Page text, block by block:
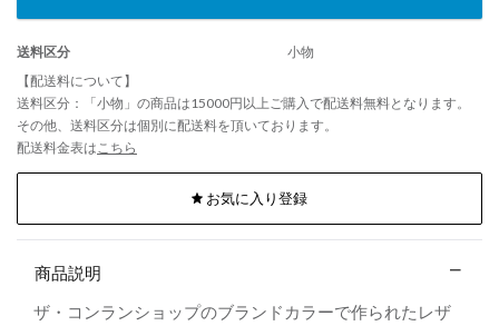
送料区分
小物
【配送料について】
送料区分：「小物」の商品は15000円以上ご購入で配送料無料となります。
その他、送料区分は個別に配送料を頂いております。
配送料金表は こちら
お気に入り登録
商品説明
ザ・コンランショップのブランドカラーで作られたレザ